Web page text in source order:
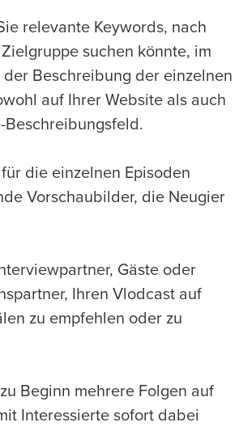
relevante Keywords, nach
suchen könnte, im
Beschreibung der einzelnen
auf Ihrer Website als auch
Beschreibungsfeld.
die einzelnen Episoden
Vorschaubilder, die Neugier
Gäste oder
Ihren Vlodcast auf
zu empfehlen oder zu
Beginn mehrere Folgen auf
Interessierte sofort dabei